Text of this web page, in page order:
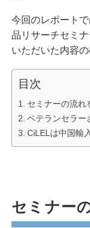
今回のレポート
品リサーチセミ
いただいた内容
目次
セミナーの流れ
ベテランセラー
CiLELは中国輸
セミナー